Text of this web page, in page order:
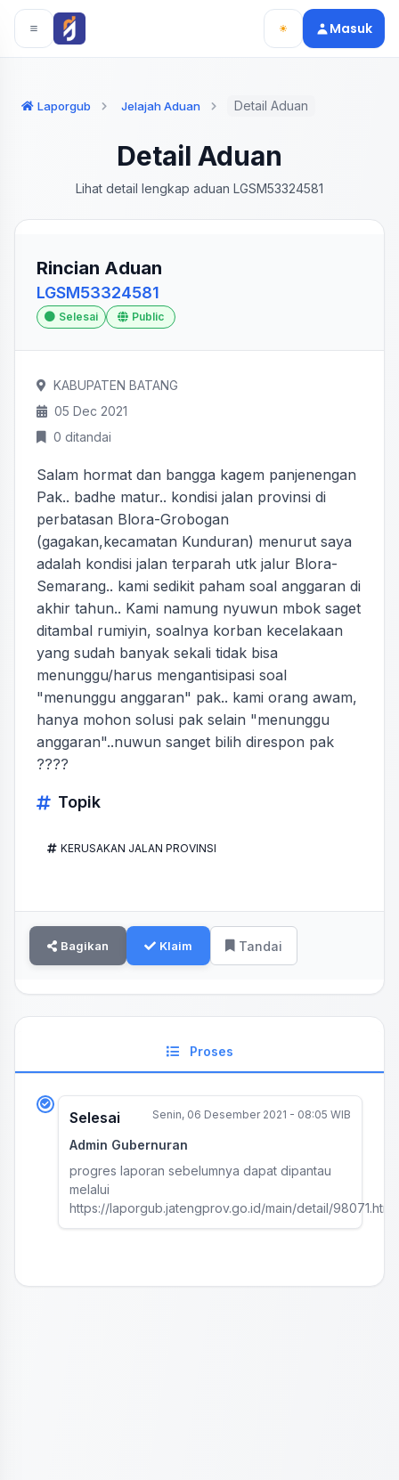
Langsung ke konten utama
Langsung ke navigasi
Masuk
Laporgub Jelajah Aduan Detail Aduan
Detail Aduan
Lihat detail lengkap aduan LGSM53324581
Rincian Aduan
LGSM53324581
Selesai Public
KABUPATEN BATANG
05 Dec 2021
0 ditandai
Salam hormat dan bangga kagem panjenengan
Pak.. badhe matur.. kondisi jalan provinsi di
perbatasan Blora-Grobogan
(gagakan,kecamatan Kunduran) menurut saya
adalah kondisi jalan terparah utk jalur Blora-
Semarang.. kami sedikit paham soal anggaran di
akhir tahun.. Kami namung nyuwun mbok saget
ditambal rumiyin, soalnya korban kecelakaan
yang sudah banyak sekali tidak bisa
menunggu/harus mengantisipasi soal
"menunggu anggaran" pak.. kami orang awam,
hanya mohon solusi pak selain "menunggu
anggaran"..nuwun sanget bilih direspon pak
????
Topik
KERUSAKAN JALAN PROVINSI
Bagikan Klaim Tandai
Proses
Selesai Senin, 06 Desember 2021 - 08:05 WIB
Admin Gubernuran
progres laporan sebelumnya dapat dipantau
melalui
https://laporgub.jatengprov.go.id/main/detail/98071.html